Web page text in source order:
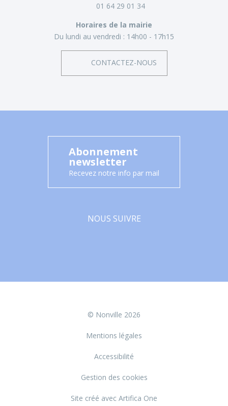
01 64 29 01 34
Horaires de la mairie
Du lundi au vendredi : 14h00 - 17h15
CONTACTEZ-NOUS
Abonnement
newsletter
Recevez notre info par mail
NOUS SUIVRE
© Nonville 2026
Mentions légales
Accessibilité
Gestion des cookies
Site créé avec Artifica One